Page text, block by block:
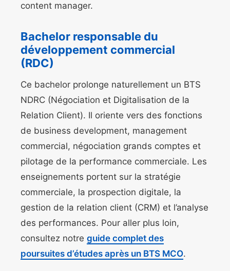
content manager.
Bachelor responsable du
développement commercial
(RDC)
Ce bachelor prolonge naturellement un BTS
NDRC (Négociation et Digitalisation de la
Relation Client). Il oriente vers des fonctions
de business development, management
commercial, négociation grands comptes et
pilotage de la performance commerciale. Les
enseignements portent sur la stratégie
commerciale, la prospection digitale, la
gestion de la relation client (CRM) et l’analyse
des performances. Pour aller plus loin,
consultez notre guide complet des
poursuites d’études après un BTS MCO.